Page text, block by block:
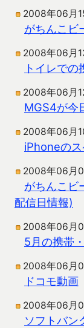
2008年06月
がちんこビ
2008年06月
トイレでの
2008年06月
MGS4が今
2008年06月
iPhoneの
2008年06月
がちんこビ
配信日情報)
2008年06月
5月の携帯
2008年06月
ドコモ動画
2008年06月
ソフトバン